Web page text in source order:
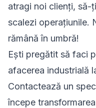
atragi noi clienți, să-
scalezi operațiunile.
rămână în umbră!
Ești pregătit să faci
afacerea industrială
Contactează un
începe